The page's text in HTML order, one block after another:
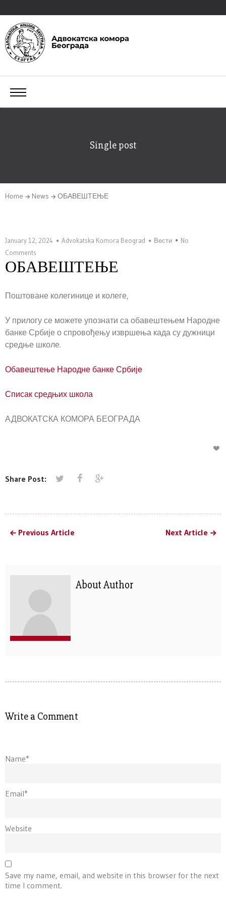
Single post
Home News ОБАВЕШТЕЊЕ
January 12, 2024 Advokatska Komora Beograd Вести
No
Comments
ОБАВЕШТЕЊЕ
Поштоване колегинице и колеге,
У прилогу се можете упознати са обавештењем Народне
банке Србије о спровођењу извршења када су дужници
средње школе.
Обавештење Народне банке Србије
Списак средњих школа
АДВОКАТСКА КОМОРА БЕОГРАДА
Share Post:
Previous Article Next Article
About Author
Write a Comment
Name*
Email*
Website
Save my name, email, and website in this browser for the next
time I comment.